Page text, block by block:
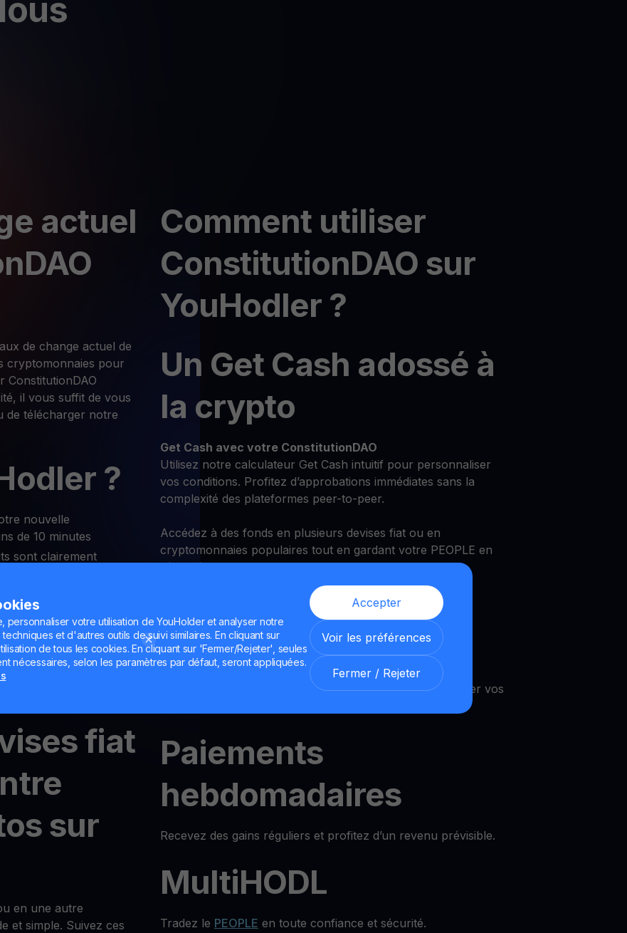
personnaliser votre utilisation de YouHolder et analyser notre
et d'autres outils de suivi similaires. En cliquant sur
de tous les cookies. En cliquant sur 'Fermer/Rejeter', seules
nécessaires, selon les paramètres par défaut, seront appliquées.
Accepter
Voir les préférences
Fermer / Rejeter
actuel
de change actuel de
cryptomonnaies pour
ConstitutionDAO
il vous suffit de vous
de télécharger notre
?
nouvelle
de 10 minutes
sont clairement
fiat
sur
en une autre
et simple. Suivez ces
Comment utiliser
ConstitutionDAO sur
YouHodler ?
Un Get Cash adossé à
la crypto
Get Cash avec votre ConstitutionDAO
Utilisez notre calculateur Get Cash intuitif pour personnaliser
vos conditions. Profitez d’approbations immédiates sans la
complexité des plateformes peer-to-peer.
Accédez à des fonds en plusieurs devises fiat ou en
cryptomonnaies populaires tout en gardant votre PEOPLE en
sécurité.
Yield Account
Gagnez jusqu’à30% sur votre ConstitutionDAO avec des
conditions flexibles.
Pas de période de blocage — vous pouvez utiliser et retirer vos
Paiements
hebdomadaires
Recevez des gains réguliers et profitez d’un revenu prévisible.
MultiHODL
Tradez le PEOPLE en toute confiance et sécurité.